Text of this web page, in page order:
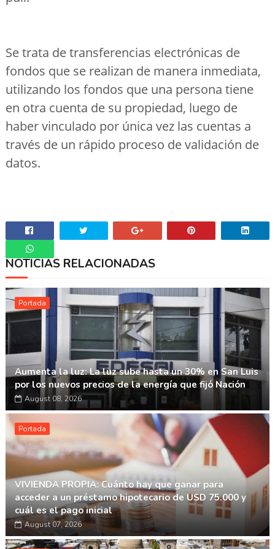
Se trata de transferencias electrónicas de
fondos que se realizan de manera inmediata,
utilizando los fondos que una persona tiene
en otra cuenta de su propiedad, luego de
haber vinculado por única vez las cuentas a
través de un rápido proceso de validación de
datos.
Whatsapp
NOTICIAS RELACIONADAS
Portada
Aumenta la luz: La luz sube hasta un 30% en San Luis
por los nuevos precios de la energía que fijó Nación
August 08, 2026
Portada
VIVIENDA PROPIA: Cuánto hay que ganar para
acceder a un préstamo hipotecario de USD 75.000 y
cuál es el pago inicial
August 07, 2026